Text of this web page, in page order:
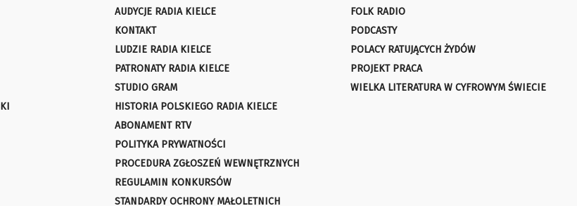
AUDYCJE RADIA KIELCE
KONTAKT
LUDZIE RADIA KIELCE
PATRONATY RADIA KIELCE
STUDIO GRAM
HISTORIA POLSKIEGO RADIA KIELCE
ABONAMENT RTV
POLITYKA PRYWATNOŚCI
PROCEDURA ZGŁOSZEŃ WEWNĘTRZNYCH
REGULAMIN KONKURSÓW
STANDARDY OCHRONY MAŁOLETNICH
FOLK RADIO
PODCASTY
POLACY RATUJĄCYCH ŻYDÓW
PROJEKT PRACA
WIELKA LITERATURA W CYFROWYM ŚWIECIE